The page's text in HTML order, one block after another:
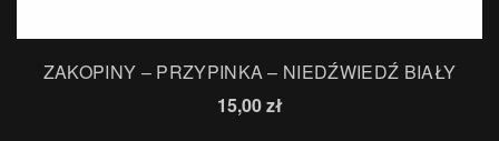
ZAKOPINY – PRZYPINKA – NIEDŹWIEDŹ BIAŁY
15,00zł